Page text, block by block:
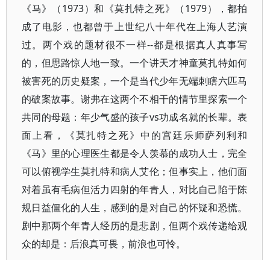
《马》（1973）和《莫扎特之死》（1979），都拍
成了电影，也都曾于上世纪八十年代在上海人艺演
过。两个戏的题材很不一样--都是根据真人真事写
的，但思路惊人地一致。一个讲天才神童莫扎特如何
被害死的历史疑案，一个是当代少年无端刺瞎六匹马
的破案故事。谢弗在这两个不相干的情节里探索一个
共同的母题：年少气盛的孩子vs功成名就的长辈。表
面上看，《莫扎特之死》中的宫廷乐师萨列利和
《马》里的心理医生都是令人羡慕的成功人士，完全
可以俯视学生莫扎特和病人艾伦；但事实上，他们面
对着虽有毛病但活力四射的年青人，对比自己陷于陈
规日益僵化的人生，感到的是对自己的怀疑和恐慌。
剧中那两个年青人经历的是悲剧，但两个戏传递给观
众的却是：后浪真可畏，前浪也可怜。